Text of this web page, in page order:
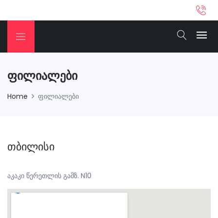
Ფილიალები
Home ფილიალები
თბილისი
აკაკი წერეთლის გამზ. N10